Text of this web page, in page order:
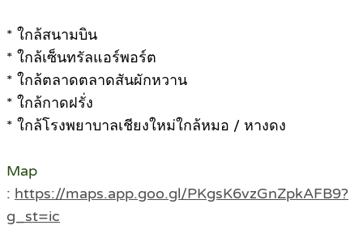
* ใกล้สนามบิน
* ใกล้เซ็นทรัลแอร์พอร์ต
* ใกล้ตลาดตลาดสันผักหวาน
* ใกล้กาดฝรั่ง
* ใกล้โรงพยาบาลเชียงใหม่ใกล้หมอ / หางดง
Map
: https://maps.app.goo.gl/PKgsK6vzGnZpkAFB9?
g_st=ic